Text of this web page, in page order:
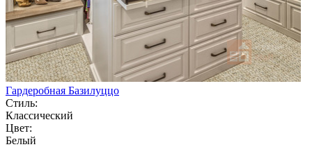
Гардеробная Базилуццо
Стиль:
Классический
Цвет:
Белый